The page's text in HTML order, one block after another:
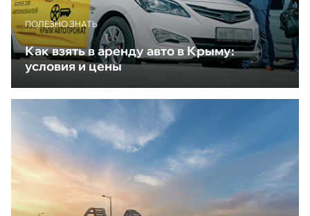
ПОЛЕЗНО ЗНАТЬ
Как взять в аренду авто в Крыму:
условия и цены